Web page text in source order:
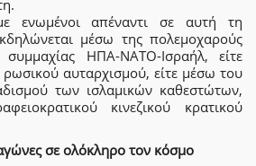
ενωμένοι απέναντι σε αυτή τη
μέσω της πολεμοχαρούς
συμμαχίας ΗΠΑ-ΝΑΤΟ-Ισραήλ, είτε
αυταρχισμού, είτε μέσω του
των ισλαμικών καθεστώτων,
κινεζικού κρατικού
σε ολόκληρο τον κόσμο